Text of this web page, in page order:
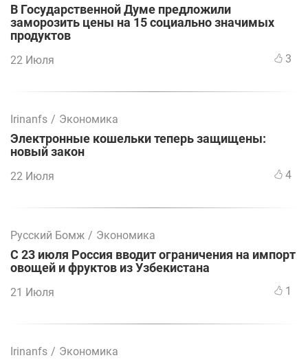
В Государственной Думе предложили
заморозить цены на 15 социально значимых
продуктов
22 Июля 3
Irinanfs / Экономика
Электронные кошельки теперь защищены:
новый закон
22 Июля 4
Русский Бомж / Экономика
С 23 июля Россия вводит ограничения на импорт
овощей и фруктов из Узбекистана
21 Июля 1
Irinanfs / Экономика